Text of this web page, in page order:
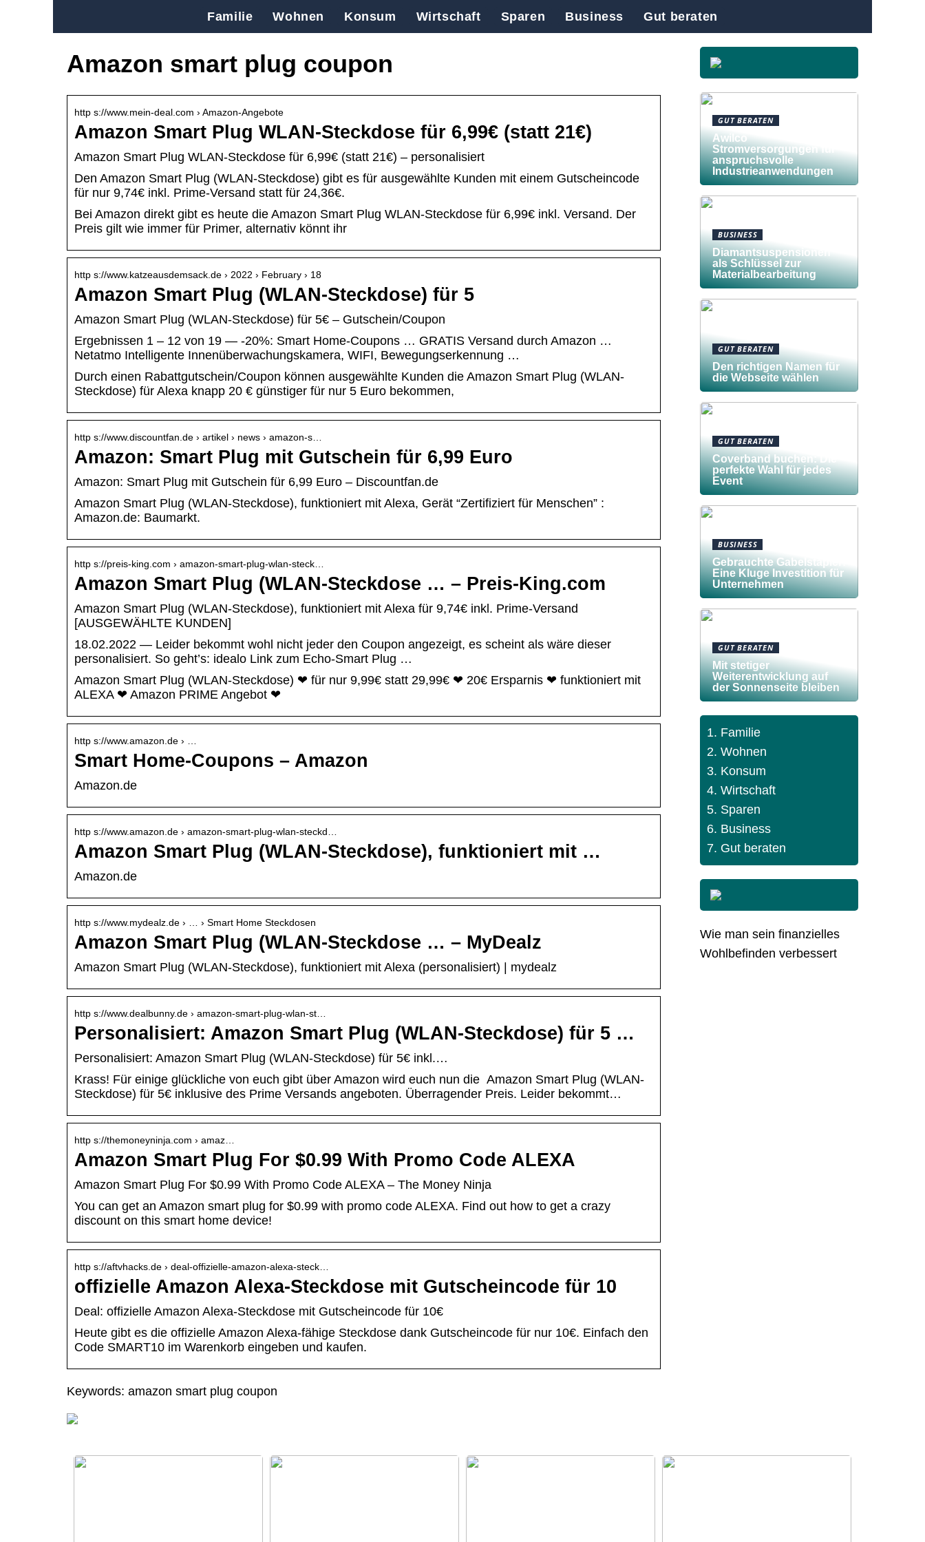
Familie Wohnen Konsum Wirtschaft Sparen Business Gut beraten
Amazon smart plug coupon
http s://www.mein-deal.com › Amazon-Angebote
Amazon Smart Plug WLAN-Steckdose für 6,99€ (statt 21€)
Amazon Smart Plug WLAN-Steckdose für 6,99€ (statt 21€) – personalisiert
Den Amazon Smart Plug (WLAN-Steckdose) gibt es für ausgewählte Kunden mit einem Gutscheincode
für nur 9,74€ inkl. Prime-Versand statt für 24,36€.
Bei Amazon direkt gibt es heute die Amazon Smart Plug WLAN-Steckdose für 6,99€ inkl. Versand. Der
Preis gilt wie immer für Primer, alternativ könnt ihr
http s://www.katzeausdemsack.de › 2022 › February › 18
Amazon Smart Plug (WLAN-Steckdose) für 5
Amazon Smart Plug (WLAN-Steckdose) für 5€ – Gutschein/Coupon
Ergebnissen 1 – 12 von 19 — -20%: Smart Home-Coupons … GRATIS Versand durch Amazon …
Netatmo Intelligente Innenüberwachungskamera, WIFI, Bewegungserkennung …
Durch einen Rabattgutschein/Coupon können ausgewählte Kunden die Amazon Smart Plug (WLAN-
Steckdose) für Alexa knapp 20 € günstiger für nur 5 Euro bekommen,
http s://www.discountfan.de › artikel › news › amazon-s…
Amazon: Smart Plug mit Gutschein für 6,99 Euro
Amazon: Smart Plug mit Gutschein für 6,99 Euro – Discountfan.de
Amazon Smart Plug (WLAN-Steckdose), funktioniert mit Alexa, Gerät “Zertifiziert für Menschen” :
Amazon.de: Baumarkt.
http s://preis-king.com › amazon-smart-plug-wlan-steck…
Amazon Smart Plug (WLAN-Steckdose … – Preis-King.com
Amazon Smart Plug (WLAN-Steckdose), funktioniert mit Alexa für 9,74€ inkl. Prime-Versand
[AUSGEWÄHLTE KUNDEN]
18.02.2022 — Leider bekommt wohl nicht jeder den Coupon angezeigt, es scheint als wäre dieser
personalisiert. So geht’s: idealo Link zum Echo-Smart Plug …
Amazon Smart Plug (WLAN-Steckdose) ❤ für nur 9,99€ statt 29,99€ ❤ 20€ Ersparnis ❤ funktioniert mit
ALEXA ❤ Amazon PRIME Angebot ❤
http s://www.amazon.de › …
Smart Home-Coupons – Amazon
Amazon.de
http s://www.amazon.de › amazon-smart-plug-wlan-steckd…
Amazon Smart Plug (WLAN-Steckdose), funktioniert mit …
Amazon.de
http s://www.mydealz.de › … › Smart Home Steckdosen
Amazon Smart Plug (WLAN-Steckdose … – MyDealz
Amazon Smart Plug (WLAN-Steckdose), funktioniert mit Alexa (personalisiert) | mydealz
http s://www.dealbunny.de › amazon-smart-plug-wlan-st…
Personalisiert: Amazon Smart Plug (WLAN-Steckdose) für 5 …
Personalisiert: Amazon Smart Plug (WLAN-Steckdose) für 5€ inkl.…
Krass! Für einige glückliche von euch gibt über Amazon wird euch nun die Amazon Smart Plug (WLAN-
Steckdose) für 5€ inklusive des Prime Versands angeboten. Überragender Preis. Leider bekommt…
http s://themoneyninja.com › amaz…
Amazon Smart Plug For $0.99 With Promo Code ALEXA
Amazon Smart Plug For $0.99 With Promo Code ALEXA – The Money Ninja
You can get an Amazon smart plug for $0.99 with promo code ALEXA. Find out how to get a crazy
discount on this smart home device!
http s://aftvhacks.de › deal-offizielle-amazon-alexa-steck…
offizielle Amazon Alexa-Steckdose mit Gutscheincode für 10
Deal: offizielle Amazon Alexa-Steckdose mit Gutscheincode für 10€
Heute gibt es die offizielle Amazon Alexa-fähige Steckdose dank Gutscheincode für nur 10€. Einfach den
Code SMART10 im Warenkorb eingeben und kaufen.
Keywords: amazon smart plug coupon
GUT BERATEN
Awilco
Stromversorgungen für
anspruchsvolle
Industrieanwendungen
BUSINESS
Diamantsuspensionen
als Schlüssel zur
Materialbearbeitung
GUT BERATEN
Den richtigen Namen für
die Webseite wählen
GUT BERATEN
Coverband buchen: Die
perfekte Wahl für jedes
Event
BUSINESS
Gebrauchte Gabelstapler:
Eine Kluge Investition für
Unternehmen
GUT BERATEN
Mit stetiger
Weiterentwicklung auf
der Sonnenseite bleiben
Familie
Wohnen
Konsum
Wirtschaft
Sparen
Business
Gut beraten
Wie man sein finanzielles
Wohlbefinden verbessert